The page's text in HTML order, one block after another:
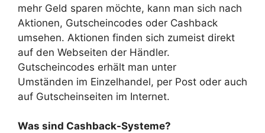
mehr Geld sparen möchte, kann man sich nach
Aktionen, Gutscheincodes oder Cashback
umsehen. Aktionen finden sich zumeist direkt
auf den Webseiten der Händler.
Gutscheincodes erhält man unter
Umständen im Einzelhandel, per Post oder auch
auf Gutscheinseiten im Internet.
Was sind Cashback-Systeme?